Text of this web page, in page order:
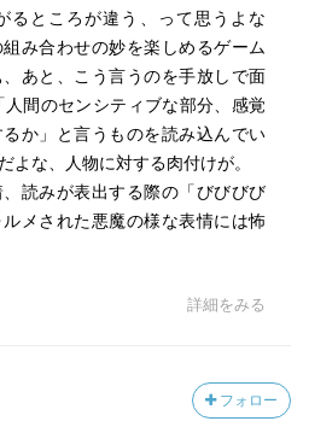
るところが違う、って思うよな
み合わせの妙を楽しめるゲーム
あと、こう言うのを手放しで面
間のセンシティブな部分、感覚
か」と言うものを読み込んでい
よな、人物に対する肉付けが。
読みが表出する際の「びびびび
メされた悪魔の様な表情には怖
詳細をみる
フォロー